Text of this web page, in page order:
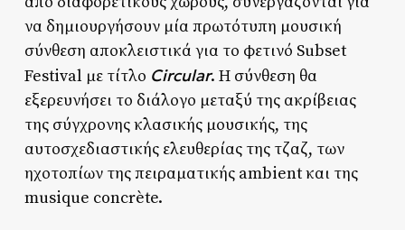
να δημιουργήσουν μία πρωτότυπη μουσική
σύνθεση αποκλειστικά για το φετινό Subset
Festival με τίτλο Circular. Η σύνθεση θα
εξερευνήσει το διάλογο μεταξύ της ακρίβειας
της σύγχρονης κλασικής μουσικής, της
αυτοσχεδιαστικής ελευθερίας της τζαζ, των
ηχοτοπίων της πειραματικής ambient και της
musique concrète.